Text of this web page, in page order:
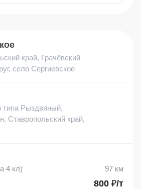
край, Грачёвский
село Сергиевское
типа Рыздвяный,
Ставропольский край,
4 кл)
97 км
800 ₽/т